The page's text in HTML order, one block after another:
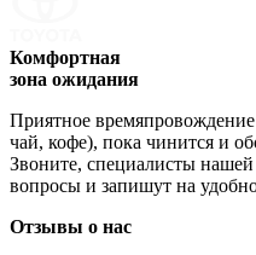
Комфортная
зона ожидания
Приятное
чай, кофе), пока чинится и
Звоните, специалисты
вопросы и запишут на
Отзывы о нас